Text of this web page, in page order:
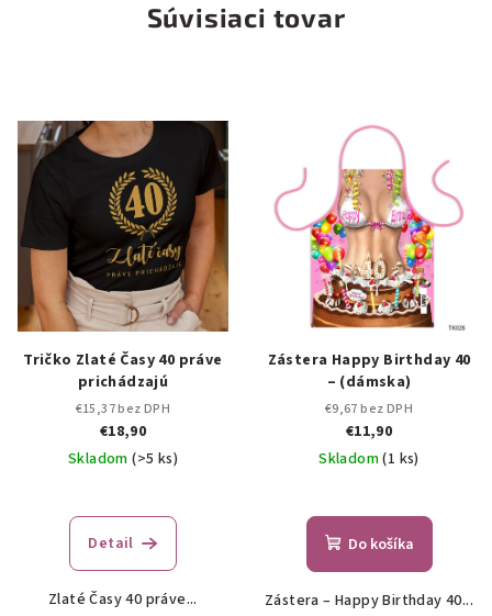
Súvisiaci tovar
Tričko Zlaté Časy 40 práve
prichádzajú
€15,37 bez DPH
€18,90
Skladom(>5 ks)
hodnotenie
produktu
z
Detail
Zlaté Časy 40 práve...
Zástera Happy Birthday 40
– (dámska)
€9,67 bez DPH
€11,90
Skladom(1 ks)
Do košíka
Zástera – Happy Birthday 40...